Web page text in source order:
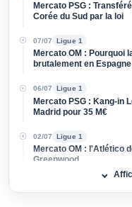
Les actualités du
Mercato PSG :
Corée du Sud par la loi
Mercato OM : Pourquoi
brutalement en Espagne
Mercato PSG : Kang-in